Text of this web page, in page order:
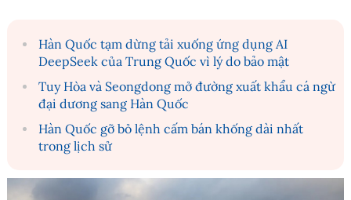
Hàn Quốc tạm dừng tải xuống ứng dụng AI
DeepSeek của Trung Quốc vì lý do bảo mật
Tuy Hòa và Seongdong mở đường xuất khẩu cá ngừ
đại dương sang Hàn Quốc
Hàn Quốc gỡ bỏ lệnh cấm bán khống dài nhất
trong lịch sử